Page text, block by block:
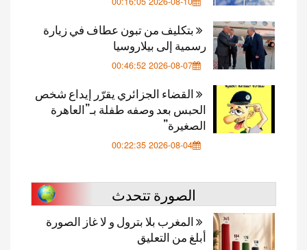
بتكليف من تبون عطاف في زيارة
رسمية إلى بيلاروسيا
2026-08-07 00:46:52
القضاء الجزائري يقرّر إيداع شخص
الحبس بعد وصفه طفلة بـ”العاهرة
الصغيرة”
2026-08-04 00:22:35
الصورة تتحدث
المغرب بلا بترول و لا غاز الصورة
أبلغ من التعليق